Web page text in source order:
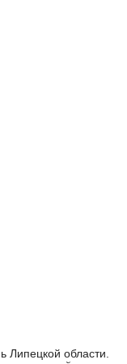
области.